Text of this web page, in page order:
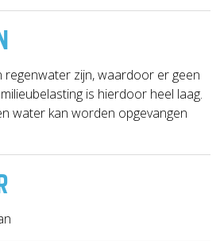
zijn, waardoor er geen
is hierdoor heel laag.
water kan worden opgevangen